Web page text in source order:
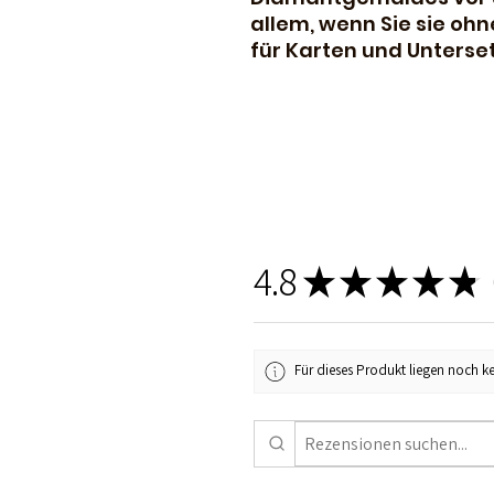
allem, wenn Sie sie
für Karten und
4.8★★★★★
Für dieses Produkt liegen noch